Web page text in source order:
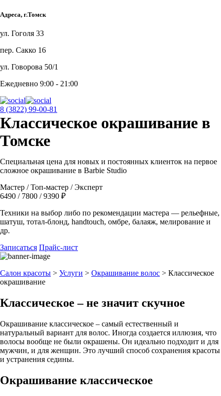
Адреса, г.Томск
ул. Гоголя 33
пер. Сакко 16
ул. Говорова 50/1
Ежедневно 9:00 - 21:00
8 (3822) 99-00-81
Классическое окрашивание в
Томске
Специальная цена для новых и постоянных клиенток на первое
сложное окрашивание в Barbie Studio
Мастер / Топ-мастер / Эксперт
6490 / 7800 / 9390 ₽
Техники на выбор либо по рекомендации мастера — рельефные,
шатуш, тотал-блонд, handtouch, омбре, балаяж, мелирование и
др.
Записаться Прайс-лист
Салон красоты > Услуги > Окрашивание волос > Классическое
окрашивание
Классическое – не значит скучное
Окрашивание классическое – самый естественный и
натуральный вариант для волос. Иногда создается иллюзия, что
волосы вообще не были окрашены. Он идеально подходит и для
мужчин, и для женщин. Это лучший способ сохранения красоты
и устранения седины.
Окрашивание классическое